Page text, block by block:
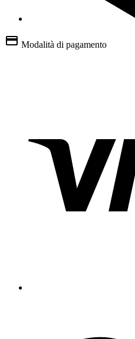
Modalità di pagamento